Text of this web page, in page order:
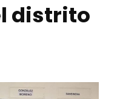
distrito